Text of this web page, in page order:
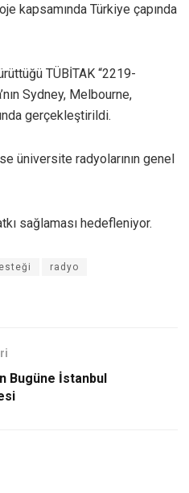
kapsamında Türkiye çapında
TÜBİTAK “2219-
Sydney, Melbourne,
gerçekleştirildi.
üniversite radyolarının genel
sağlaması hedefleniyor.
radyo
Bugüne İstanbul